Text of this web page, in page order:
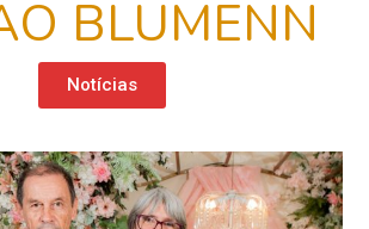
BLUMENN
Notícias